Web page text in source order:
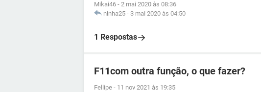
Mikai46 - 2 mai 2020 às 08:36
ninha25 - 3 mai 2020 às 04:50
1 Respostas
F11com outra função, o que fazer?
Fellipe - 11 nov 2021 às 19:35